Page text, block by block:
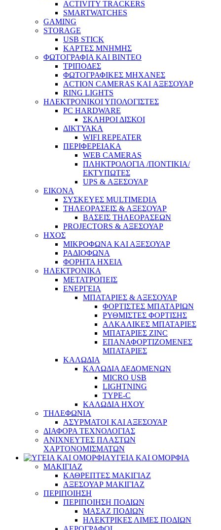
ACTIVITY TRACKERS
SMARTWATCHES
GAMING
STORAGE
USB STICK
ΚΑΡΤΕΣ ΜΝΗΜΗΣ
ΦΩΤΟΓΡΑΦΙΑ ΚΑΙ ΒΙΝΤΕΟ
ΤΡΙΠΟΔΕΣ
ΦΩΤΟΓΡΑΦΙΚΕΣ ΜΗΧΑΝΕΣ
ACTION CAMERAS KAI ΑΞΕΣΟΥΑΡ
RING LIGHTS
ΗΛΕΚΤΡΟΝΙΚΟΙ ΥΠΟΛΟΓΙΣΤΕΣ
PC HARDWARE
ΣΚΛΗΡΟΙ ΔΙΣΚΟΙ
ΔΙΚΤΥΑΚΑ
WIFI REPEATER
ΠΕΡΙΦΕΡΕΙΑΚΑ
WEB CAMERAS
ΠΛΗΚΤΡΟΛΟΓΙΑ /ΠΟΝΤΙΚΙΑ/
ΕΚΤΥΠΩΤΕΣ
UPS & ΑΞΕΣΟΥΑΡ
ΕΙΚΟΝΑ
ΣΥΣΚΕΥΕΣ MULTIMEDIA
ΤΗΛΕΟΡΑΣΕΙΣ & ΑΞΕΣΟΥΑΡ
ΒΑΣΕΙΣ ΤΗΛΕΟΡΑΣΕΩΝ
PROJECTORS & ΑΞΕΣΟΥΑΡ
ΗΧΟΣ
ΜΙΚΡΟΦΩΝΑ ΚΑΙ ΑΞΕΣΟΥΑΡ
ΡΑΔΙΟΦΩΝΑ
ΦΟΡΗΤΑ ΗΧΕΙΑ
ΗΛΕΚΤΡΟΝΙΚΑ
ΜΕΤΑΤΡΟΠΕΙΣ
ΕΝΕΡΓΕΙΑ
ΜΠΑΤΑΡΙΕΣ & ΑΞΕΣΟΥΑΡ
ΦΟΡΤΙΣΤΕΣ ΜΠΑΤΑΡΙΩΝ
ΡΥΘΜΙΣΤΕΣ ΦΟΡΤΙΣΗΣ
ΑΛΚΑΛΙΚΕΣ ΜΠΑΤΑΡΙΕΣ
ΜΠΑΤΑΡΙΕΣ ZINC
ΕΠΑΝΑΦΟΡΤΙΖΟΜΕΝΕΣ
ΜΠΑΤΑΡΙΕΣ
ΚΑΛΩΔΙΑ
ΚΑΛΩΔΙΑ ΔΕΔΟΜΕΝΩΝ
MICRO USB
LIGHTNING
TYPE-C
ΚΑΛΩΔΙΑ ΗΧΟΥ
ΤΗΛΕΦΩΝΙΑ
ΑΣΥΡΜΑΤΟΙ ΚΑΙ ΑΞΕΣΟΥΑΡ
ΔΙΑΦΟΡΑ ΤΕΧΝΟΛΟΓΙΑΣ
ΑΝΙΧΝΕΥΤΕΣ ΠΛΑΣΤΩΝ
ΧΑΡΤΟΝΟΜΙΣΜΑΤΩΝ
ΥΓΕΙΑ ΚΑΙ ΟΜΟΡΦΙΑ
ΜΑΚΙΓΙΑΖ
ΚΑΘΡΕΠΤΕΣ ΜΑΚΙΓΙΑΖ
ΑΞΕΣΟΥΑΡ ΜΑΚΙΓΙΑΖ
ΠΕΡΙΠΟΙΗΣΗ
ΠΕΡΙΠΟΙΗΣΗ ΠΟΔΙΩΝ
ΜΑΣΑΖ ΠΟΔΙΩΝ
ΗΛΕΚΤΡΙΚΕΣ ΛΙΜΕΣ ΠΟΔΙΩΝ